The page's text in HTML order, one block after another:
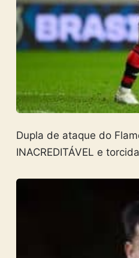
Dupla de ataque do
INACREDITÁVEL e